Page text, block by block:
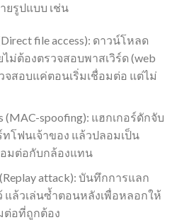
ยรูปแบบ เช่น
file access): ดาวน์โหลด
ม่ต้องตรวจสอบพาสเวิร์ด (web
จสอบแค่ตอนเริ่มเชื่อมต่อ แต่ไม่
(MAC-spoofing): แฮกเกอร์ดักจับ
ทโฟนเจ้าของ แล้วปลอมเป็น
อมต่อกับกล้องแทน
attack): บันทึกการแลก
แล้วเล่นซ้ำตอนหลังเพื่อหลอกให้
ต่อที่ถูกต้อง